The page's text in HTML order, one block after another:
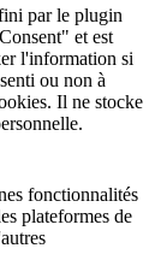
par le plugin
et est
l'information si
ou non à
Il ne stocke
fonctionnalités
plateformes de